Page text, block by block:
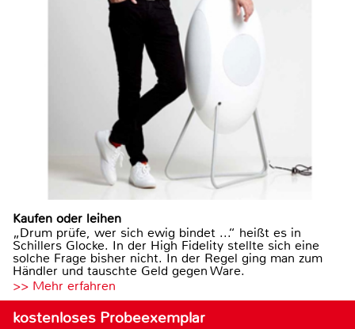
Kaufen oder leihen
„Drum prüfe, wer sich ewig bindet ...“ heißt es in
Schillers Glocke. In der High Fidelity stellte sich eine
solche Frage bisher nicht. In der Regel ging man zum
Händler und tauschte Geld gegen Ware.
>> Mehr erfahren
kostenloses Probeexemplar